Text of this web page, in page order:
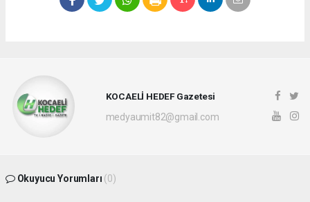
KOCAELİ HEDEF Gazetesi
medyaumit82@gmail.com
Okuyucu Yorumları (0)